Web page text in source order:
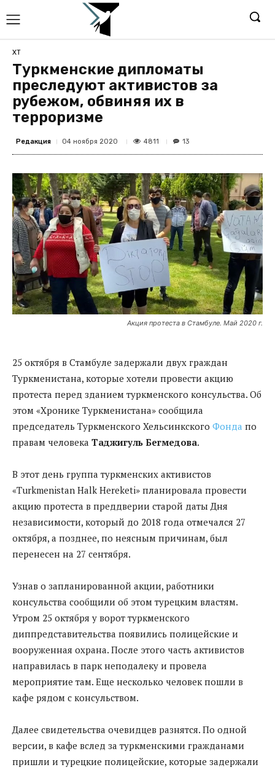
ХТ
Туркменские дипломаты
преследуют активистов за
рубежом, обвиняя их в
терроризме
Редакция 04 ноября 2020 4811 13
Акция протеста в Стамбуле. Май 2020 г.
25 октября в Стамбуле задержали двух граждан
Туркменистана, которые хотели провести акцию
протеста перед зданием туркменского консульства. Об
этом «Хронике Туркменистана» сообщила
председатель Туркменского Хельсинкского Фонда по
правам человека Таджигуль Бегмедова.
В этот день группа туркменских активистов
«Turkmenistan Halk Hereketi» планировала провести
акцию протеста в преддверии старой даты Дня
независимости, который до 2018 года отмечался 27
октября, а позднее, по неясным причинам, был
перенесен на 27 сентября.
Узнав о запланированной акции, работники
консульства сообщили об этом турецким властям.
Утром 25 октября у ворот туркменского
диппредставительства появились полицейские и
вооруженная охрана. После этого часть активистов
направилась в парк неподалеку и провела
мероприятие там. Еще несколько человек пошли в
кафе рядом с консульством.
Далее свидетельства очевидцев разнятся. По одной
версии, в кафе вслед за туркменскими гражданами
пришли и турецкие полицейские, которые задержали